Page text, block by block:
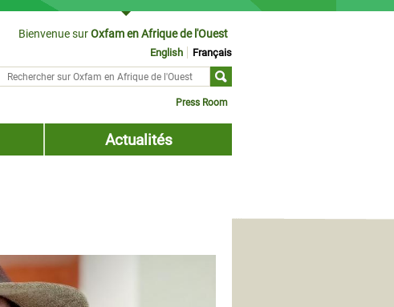
Bienvenue surOxfam en Afrique de l'Ouest
Rechercher sur
English Français
Press Room
Actualités